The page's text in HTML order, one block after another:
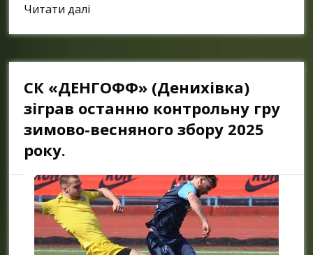
Читати далі
СК «ДЕНГОФФ» (Денихівка)
зіграв останню контрольну гру
зимово-весняного збору 2025
року.